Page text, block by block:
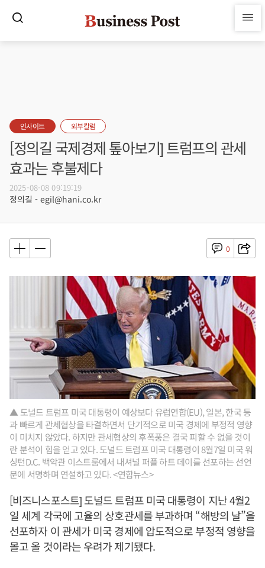
인사이트 외부칼럼
[정의길 국제경제 톺아보기] 트럼프의 관세
효과는 후불제다
2025-08-08 09:19:19
정의길 - egil@hani.co.kr
0
▲ 도널드 트럼프 미국 대통령이 예상보다 유럽연합(EU), 일본, 한국 등
과 빠르게 관세협상을 타결하면서 단기적으로 미국 경제에 부정적 영향
이 미치지 않았다. 하지만 관세협상의 후폭풍은 결국 피할 수 없을 것이
란 분석이 힘을 얻고 있다. 도널드 트럼프 미국 대통령이 8월7일 미국 워
싱턴D.C. 백악관 이스트룸에서 내셔널 퍼플 하트 데이를 선포하는 선언
문에 서명하며 연설하고 있다. <연합뉴스>
[비즈니스포스트] 도널드 트럼프 미국 대통령이 지난 4월2
일 세계 각국에 고율의 상호관세를 부과하며 “해방의 날”을
선포하자 이 관세가 미국 경제에 압도적으로 부정적 영향을
몰고 올 것이라는 우려가 제기됐다.